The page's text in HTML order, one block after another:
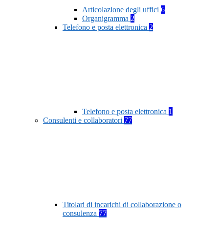
Articolazione degli uffici 6
Organigramma 2
Telefono e posta elettronica 2
Telefono e posta elettronica 1
Consulenti e collaboratori 77
Titolari di incarichi di collaborazione o
consulenza 77